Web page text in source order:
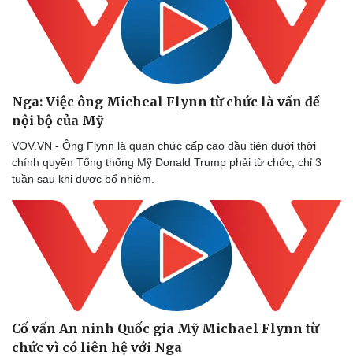
Sức khỏe
Dinh dưỡng - món ngon
Sản phụ khoa
Nhi khoa
Nam khoa
Làm đẹp - giảm cân
Phòng mạch online
Ăn sạch sống khỏe
Đời sống
Tình yêu - Gia đình
Nga: Việc ông Micheal Flynn từ chức là vấn đề
nội bộ của Mỹ
VOV.VN - Ông Flynn là quan chức cấp cao đầu tiên dưới thời
chính quyền Tổng thống Mỹ Donald Trump phải từ chức, chỉ 3
tuần sau khi được bổ nhiệm.
Cố vấn An ninh Quốc gia Mỹ Michael Flynn từ
chức vì có liên hệ với Nga